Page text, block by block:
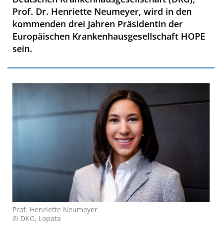
Prof. Dr. Henriette Neumeyer, wird in den
kommenden drei Jahren Präsidentin der
Europäischen Krankenhausgesellschaft HOPE
sein.
Prof. Henriette Neumeyer
© DKG, Lopata